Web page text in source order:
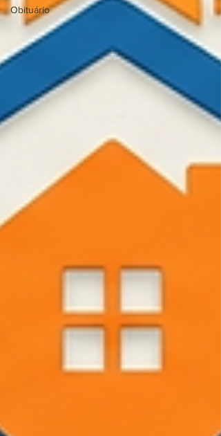
Obituário